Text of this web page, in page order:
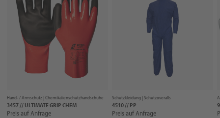
Hand- / Armschutz |Chemikalienschutzhandschuhe
3457 // ULTIMATE GRIP CHEM
Preis auf Anfrage
Schutzkleidung |Schutzoveralls
4510 // PP
Preis auf Anfrage